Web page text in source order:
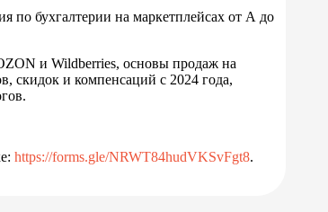
по бухгалтерии на маркетплейсах от А до
и Wildberries, основы продаж на
скидок и компенсаций с 2024 года,
https://forms.gle/NRWT84hudVKSvFgt8.